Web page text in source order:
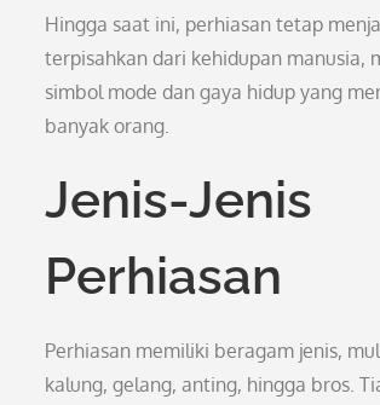
Hingga saat ini, perhiasan tetap
terpisahkan dari kehidupan manusia,
simbol mode dan gaya hidup yang
banyak orang.
Jenis-Jenis
Perhiasan
Perhiasan memiliki beragam jenis,
kalung, gelang, anting, hingga bros.